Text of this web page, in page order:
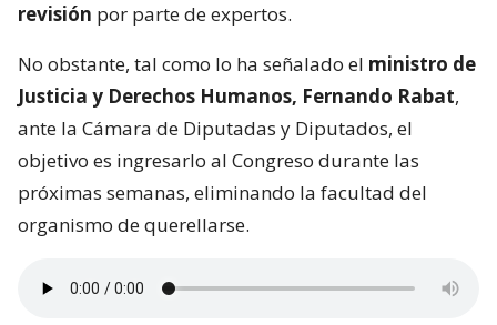
revisión por parte de expertos.
No obstante, tal como lo ha señalado el ministro de
Justicia y Derechos Humanos, Fernando Rabat,
ante la Cámara de Diputadas y Diputados, el
objetivo es ingresarlo al Congreso durante las
próximas semanas, eliminando la facultad del
organismo de querellarse.